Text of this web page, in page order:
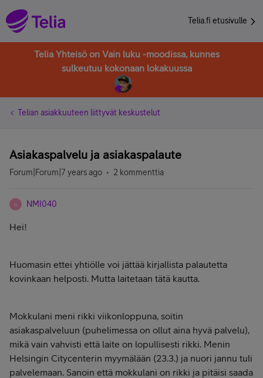
Telia.fi etusivulle
Telia Yhteisö on Vain luku -moodissa, kunnes
sulkeutuu kokonaan lokakuussa
Telian asiakkuuteen liittyvät keskustelut
Asiakaspalvelu ja asiakaspalaute
Forum|Forum|7 years ago 2 kommenttia
N NMI040
Hei!
Huomasin ettei yhtiölle voi jättää kirjallista palautetta
kovinkaan helposti. Mutta laitetaan tätä kautta.
Mokkulani meni rikki viikonloppuna, soitin
asiakaspalveluun (puhelimessa on ollut aina hyvä palvelu),
mikä vain vahvisti että laite on lopullisesti rikki. Menin
Helsingin Citycenterin myymälään (23.3.) ja nuori jannu tuli
palvelemaan. Sanoin että mokkulani on rikki ja pitäisi saada